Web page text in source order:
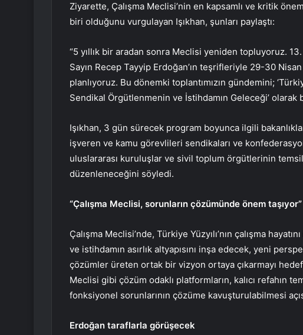
Ziyarette, Çalışma Meclisi’nin en kapsamlı ve kritik
biri olduğunu vurgulayan Işıkhan, şunları paylaştı:
“5 yıllık bir aradan sonra Meclisi yeniden topluyoruz.
Sayın Recep Tayyip Erdoğan’ın teşrifleriyle 29-30
planlıyoruz. Bu dönemki toplantımızın gündemini;
Sendikal Örgütlenmenin ve İstihdamın Geleceği’
Işıkhan, 3 gün sürecek program boyunca ilgili
işveren ve kamu görevlileri sendikaları ve
uluslararası kuruluşlar ve sivil toplum örgütlerinin
düzenleneceğini söyledi.
“Çalışma Meclisi, sorunların çözümünde önem taşıyor”
Çalışma Meclisi’nde, Türkiye Yüzyılı’nın çalışma
ve istihdamın asırlık altyapısını inşa edecek, yeni
çözümler üreten ortak bir vizyon ortaya çıkarmayı
Meclisi gibi çözüm odaklı platformların, kalıcı refahın
fonksiyonel sorunlarının çözüme kavuşturulabilmesi
Erdoğan taraflarla görüşecek